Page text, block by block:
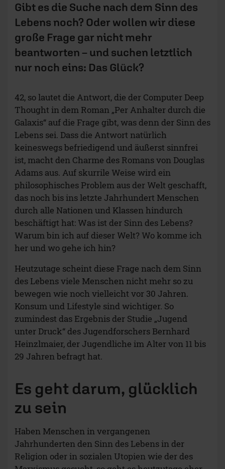
Gibt es die Suche nach dem Sinn des
Lebens noch? Oder wollen wir diese
große Frage gar nicht mehr
beantworten – und suchen letztlich
nur noch eins: Das Glück?
42, so lautet die Antwort, die der Computer Deep
Thought in dem Roman „Per Anhalter durch die
Galaxis“ auf die Frage gibt, was denn der Sinn des
Lebens sei. Dass die Antwort natürlich
keineswegs befriedigend und äußerst sinnfrei
ist, macht den Charme des Romans von Douglas
Adams aus. Auf skurrile Weise wird ein
philosophisches Problem aus der Welt geschafft,
das noch bis ins letzte Jahrhundert Menschen
durch alle Nationen und Klassen hindurch
beschäftigt hat: Was ist der Sinn des Lebens?
Warum bin ich auf dieser Welt? Wo komme ich
her und wo gehe ich hin?
Heutzutage scheint diese Frage nach dem Sinn
des Lebens viele Menschen nicht mehr so zu
bewegen wie noch vielleicht vor 30 Jahren.
Konsum und Lifestyle sind wichtiger. So
zumindest das Ergebnis der Studie „Jugend
unter Druck“ des Jugendforschers Bernhard
Heinzlmaier, der Jugendliche im Alter von 11 bis
29 Jahren befragt hat.
Es geht darum, glücklich
zu sein
Haben Menschen in vergangenen
Jahrhunderten den Sinn des Lebens in der
Religion oder in sozialen Utopien wie der des